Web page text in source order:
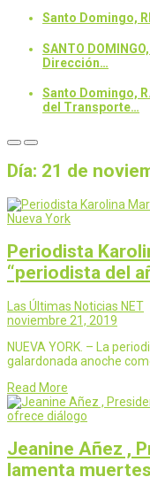
Santo Domingo,
SANTO
Dirección…
Santo Domingo,
del Transporte…
Día: 21 de
Periodista
“periodista del
Las Últimas Noticias NET
noviembre 21, 2019
NUEVA YORK. – La
galardonada anoche
Read More
Jeanine Añez ,
lamenta